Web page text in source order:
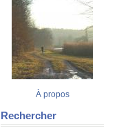
À propos
Rechercher